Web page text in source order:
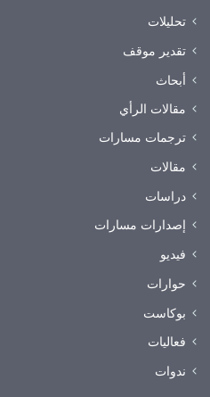
تحليلات
تقدير موقف
أبحاث
مقالات الرأي
ترجمات مسارات
مقالات
دراسات
إصدارات مسارات
فيديو
حوارات
بوكاست
فعاليات
ندوات